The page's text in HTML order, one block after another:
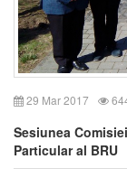
29 Mar 2017
Sesiunea
Particular al BRU